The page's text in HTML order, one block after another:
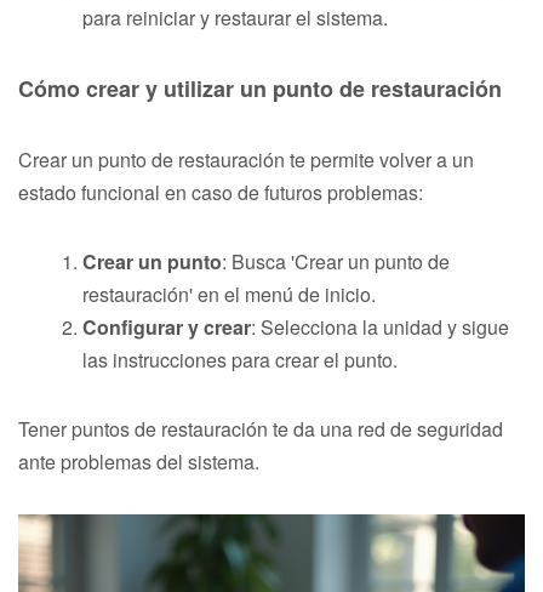
para reiniciar y restaurar el sistema.
Cómo crear y utilizar un punto de restauración
Crear un punto de restauración te permite volver a un
estado funcional en caso de futuros problemas:
Crear un punto: Busca 'Crear un punto de
restauración' en el menú de inicio.
Configurar y crear: Selecciona la unidad y sigue
las instrucciones para crear el punto.
Tener puntos de restauración te da una red de seguridad
ante problemas del sistema.